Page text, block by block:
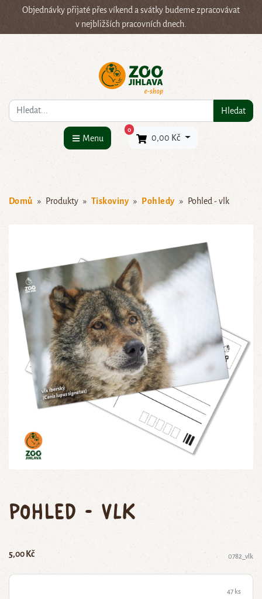
Objednávky přijaté přes víkend a svátky budeme zpracovávat
v nejbližších pracovních dnech.
Co hledáte? Hledat
Menu
0×
0,00 Kč
Domů Produkty Tiskoviny Pohledy Pohled - vlk
Pohled - vlk
5,00 Kč 0782_vlk
47 ks